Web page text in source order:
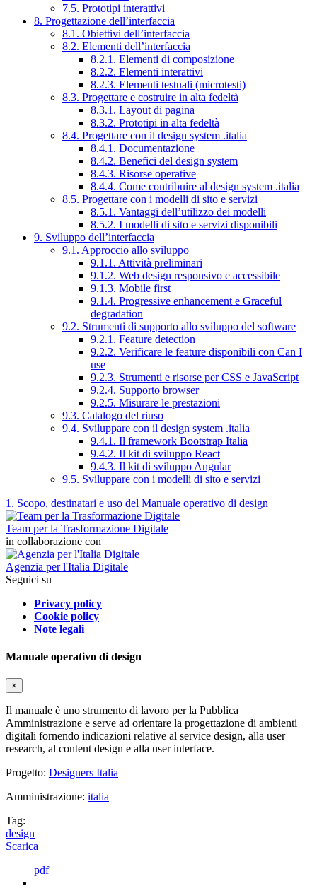
7.5. Prototipi interattivi
8. Progettazione dell’interfaccia
8.1. Obiettivi dell’interfaccia
8.2. Elementi dell’interfaccia
8.2.1. Elementi di composizione
8.2.2. Elementi interattivi
8.2.3. Elementi testuali (microtesti)
8.3. Progettare e costruire in alta fedeltà
8.3.1. Layout di pagina
8.3.2. Prototipi in alta fedeltà
8.4. Progettare con il design system .italia
8.4.1. Documentazione
8.4.2. Benefici del design system
8.4.3. Risorse operative
8.4.4. Come contribuire al design system .italia
8.5. Progettare con i modelli di sito e servizi
8.5.1. Vantaggi dell’utilizzo dei modelli
8.5.2. I modelli di sito e servizi disponibili
9. Sviluppo dell’interfaccia
9.1. Approccio allo sviluppo
9.1.1. Attività preliminari
9.1.2. Web design responsivo e accessibile
9.1.3. Mobile first
9.1.4. Progressive enhancement e Graceful
degradation
9.2. Strumenti di supporto allo sviluppo del software
9.2.1. Feature detection
9.2.2. Verificare le feature disponibili con Can I
use
9.2.3. Strumenti e risorse per CSS e JavaScript
9.2.4. Supporto browser
9.2.5. Misurare le prestazioni
9.3. Catalogo del riuso
9.4. Sviluppare con il design system .italia
9.4.1. Il framework Bootstrap Italia
9.4.2. Il kit di sviluppo React
9.4.3. Il kit di sviluppo Angular
9.5. Sviluppare con i modelli di sito e servizi
1. Scopo, destinatari e uso del Manuale operativo di design
Team per la Trasformazione Digitale
in collaborazione con
Agenzia per l'Italia Digitale
Seguici su
Privacy policy
Cookie policy
Note legali
Manuale operativo di design
×
Il manuale è uno strumento di lavoro per la Pubblica
Amministrazione e serve ad orientare la progettazione di ambienti
digitali fornendo indicazioni relative al service design, alla user
research, al content design e alla user interface.
Progetto: Designers Italia
Amministrazione: italia
Tag:
design
Scarica
pdf